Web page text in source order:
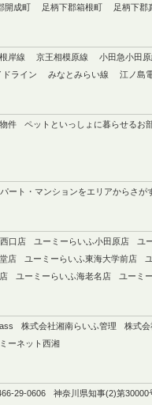
開成町 足柄下郡箱根町 足柄下郡
岸線 京王相模原線 小田急小田原
ライン みなとみらい線 江ノ島
件 ペットといっしょに暮らせるお
ート・マンションをエリアからさが
口店 ユーミーらいふ小田原店 ユ
店 ユーミーらいふ東海大学前店
ユーミーらいふ海老名店 ユーミ
株式会社湘南らいふ管理 株式
ーネット西湘
29-0606 神奈川県知事(2)第30000